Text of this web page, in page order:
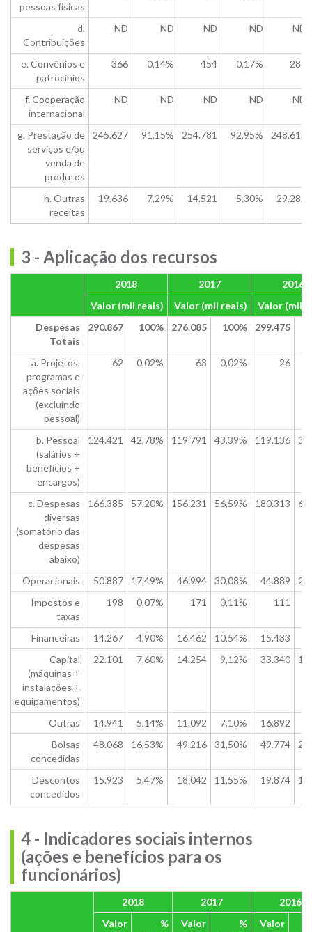
pessoas físicas
d.
Contribuições
ND ND ND ND ND
e. Convênios e
patrocínios
366 0,14% 454 0,17% 286
f. Cooperação
internacional
ND ND ND ND ND
g. Prestação de
serviços e/ou
venda de
produtos
245.627 91,15% 254.781 92,95% 248.613
h. Outras
receitas
19.636 7,29% 14.521 5,30% 29.282
3 - Aplicação dos recursos
2018 2017
2016
Valor (mil reais)
Valor (mil reais)
Valor (mil
Despesas
Totais
290.867 100% 276.085 100% 299.475
a. Projetos,
programas e
ações sociais
(excluindo
pessoal)
62 0,02% 63 0,02% 26
b. Pessoal
(salários +
benefícios +
encargos)
124.421 42,78% 119.791 43,39% 119.136
c. Despesas
diversas
(somatório das
despesas
abaixo)
166.385 57,20% 156.231 56,59% 180.313
Operacionais 50.887 17,49% 46.994 30,08% 44.889
Impostos e
taxas
198 0,07% 171 0,11% 111
Financeiras 14.267 4,90% 16.462 10,54% 15.433
Capital
(máquinas +
instalações +
equipamentos)
22.101 7,60% 14.254 9,12% 33.340
Outras 14.941 5,14% 11.092 7,10% 16.892
Bolsas
concedidas
48.068 16,53% 49.216 31,50% 49.774
Descontos
concedidos
15.923 5,47% 18.042 11,55% 19.874
4 - Indicadores sociais internos
(ações e benefícios para os
funcionários)
2018 2017
2016
Valor
%
Valor
%
Valor